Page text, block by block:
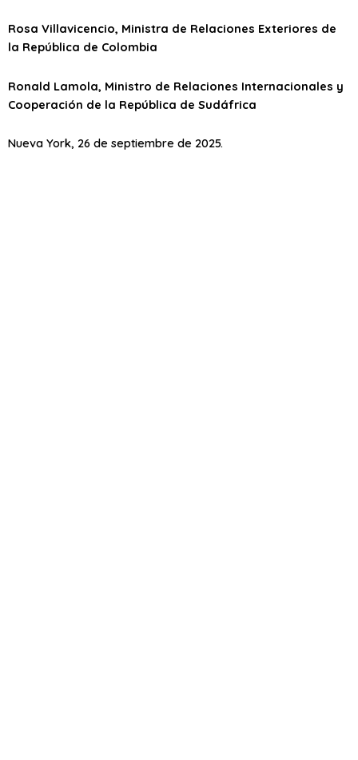
Rosa Villavicencio, Ministra de Relaciones Exteriores de
la República de Colombia
Ronald Lamola, Ministro de Relaciones Internacionales y
Cooperación de la República de Sudáfrica
Nueva York, 26 de septiembre de 2025.